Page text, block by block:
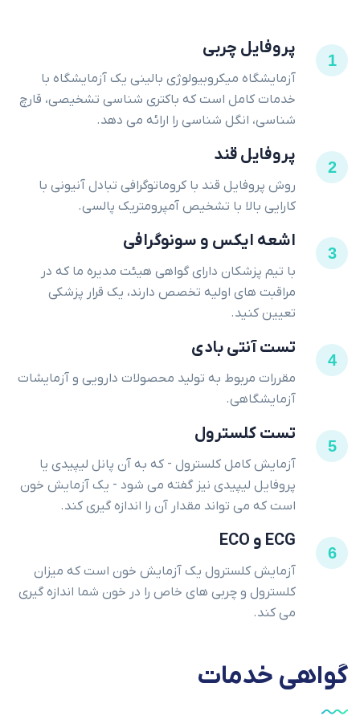
1
پروفایل چربی
آزمایشگاه میکروبیولوژی بالینی یک آزمایشگاه با
خدمات کامل است که باکتری شناسی تشخیصی، قارچ
شناسی، انگل شناسی را ارائه می دهد.
2
پروفایل قند
روش پروفایل قند با کروماتوگرافی تبادل آنیونی با
کارایی بالا با تشخیص آمپرومتریک پالسی.
3
اشعه ایکس و سونوگرافی
با تیم پزشکان دارای گواهی هیئت مدیره ما که در
مراقبت های اولیه تخصص دارند، یک قرار پزشکی
تعیین کنید.
4
تست آنتی بادی
مقررات مربوط به تولید محصولات دارویی و آزمایشات
آزمایشگاهی.
5
تست کلسترول
آزمایش کامل کلسترول - که به آن پانل لیپیدی یا
پروفایل لیپیدی نیز گفته می شود - یک آزمایش خون
است که می تواند مقدار آن را اندازه گیری کند.
6
ECG و ECO
آزمایش کلسترول یک آزمایش خون است که میزان
کلسترول و چربی های خاص را در خون شما اندازه گیری
می کند.
گواهیخدمات